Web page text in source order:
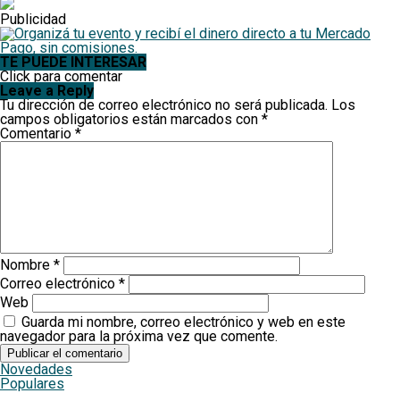
Publicidad
TE PUEDE INTERESAR
Click para comentar
Leave a Reply
Tu dirección de correo electrónico no será publicada. Los
campos obligatorios están marcados con *
Comentario *
Nombre *
Correo electrónico *
Web
Guarda mi nombre, correo electrónico y web en este
navegador para la próxima vez que comente.
Novedades
Populares